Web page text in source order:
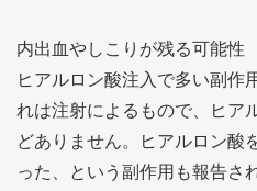
内出血やしこりが残る可能性
ヒアルロン酸注入で多い副作
れは注射によるもので、ヒア
どありません。ヒアルロン酸
った、という副作用も報告さ